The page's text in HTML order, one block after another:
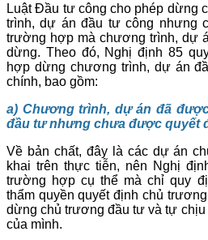
Luật Đầu tư công cho phép dừng
trình, dự án đầu tư công nhưng
trường hợp mà chương trình, dự
dừng. Theo đó, Nghị định 85
hợp dừng chương trình, dự án
chính, bao gồm:
a) Chương trình, dự án đã
đầu tư nhưng chưa được quyết
Về bản chất, đây là các dự án
khai trên thực tiễn, nên Nghị
trường hợp cụ thể mà chỉ quy
thẩm quyền quyết định chủ
dừng chủ trương đầu tư và tự chịu
của mình.